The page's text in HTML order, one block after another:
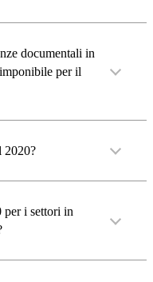
documentali in
per il
2020?
per i settori in